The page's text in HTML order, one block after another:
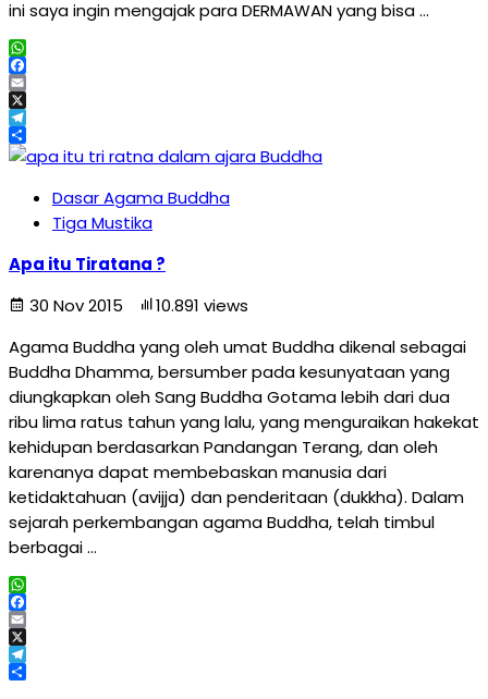
ini saya ingin mengajak para DERMAWAN yang bisa …
WhatsApp
Facebook
Email
X
Telegram
Share
Dasar Agama Buddha
Tiga Mustika
Apa itu Tiratana ?
30 Nov 2015
10.891 views
Agama Buddha yang oleh umat Buddha dikenal sebagai
Buddha Dhamma, bersumber pada kesunyataan yang
diungkapkan oleh Sang Buddha Gotama lebih dari dua
ribu lima ratus tahun yang lalu, yang menguraikan hakekat
kehidupan berdasarkan Pandangan Terang, dan oleh
karenanya dapat membebaskan manusia dari
ketidaktahuan (avijja) dan penderitaan (dukkha). Dalam
sejarah perkembangan agama Buddha, telah timbul
berbagai …
WhatsApp
Facebook
Email
X
Telegram